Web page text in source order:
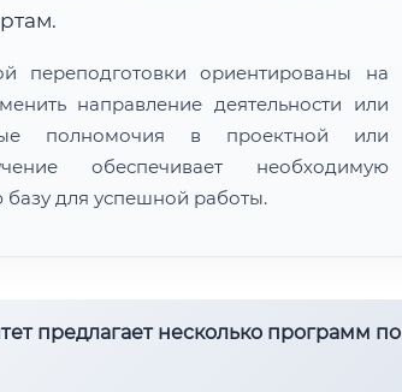
переподготовки ориентированы на
направление деятельности или
полномочия в проектной или
обеспечивает необходимую
базу для успешной работы.
предлагает несколько программ по